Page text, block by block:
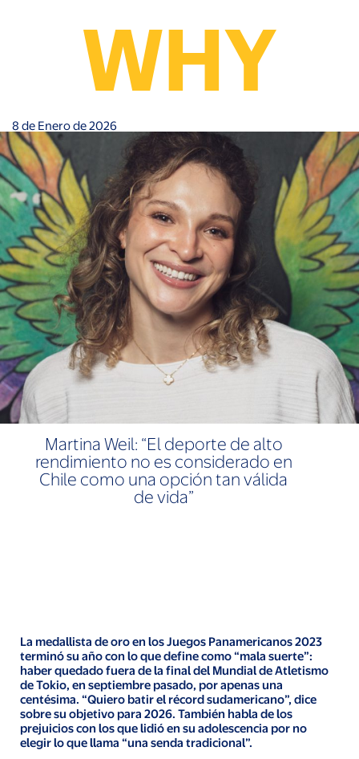
8 de Enero de 2026
Martina Weil: “El deporte de alto
rendimiento no es considerado en
Chile como una opción tan válida
de vida”
La medallista de oro en los Juegos Panamericanos 2023
terminó su año con lo que define como “mala suerte”:
haber quedado fuera de la final del Mundial de Atletismo
de Tokio, en septiembre pasado, por apenas una
centésima. “Quiero batir el récord sudamericano”, dice
sobre su objetivo para 2026. También habla de los
prejuicios con los que lidió en su adolescencia por no
elegir lo que llama “una senda tradicional”.